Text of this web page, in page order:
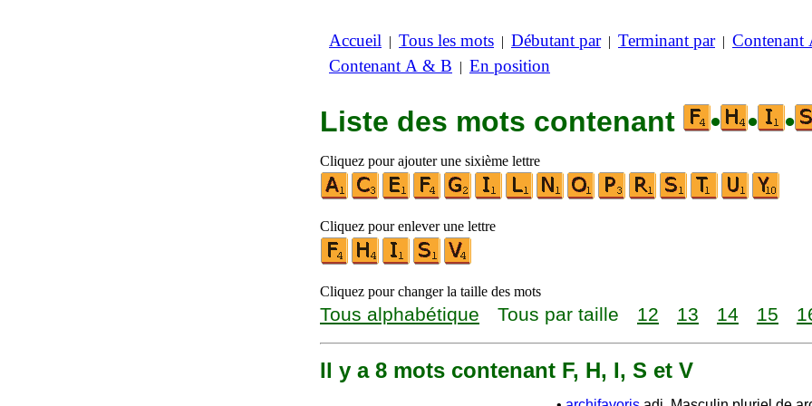
Accueil | Tous les mots | Débutant par| Terminant par| Contenant
Contenant A & B | En position
Liste des mots contenant • • •
Cliquez pour ajouter une sixième lettre
Cliquez pour enlever une lettre
Cliquez pour changer la taille des mots
Tous alphabétique Tous par taille 12 13 14 15
Il y a 8 mots contenant F, H, I, S et V